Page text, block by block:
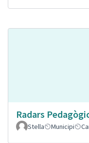
Radars
Stella
Municipi